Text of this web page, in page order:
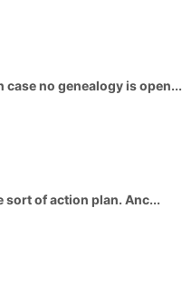
no genealogy is open...
sort of action plan. Anc...